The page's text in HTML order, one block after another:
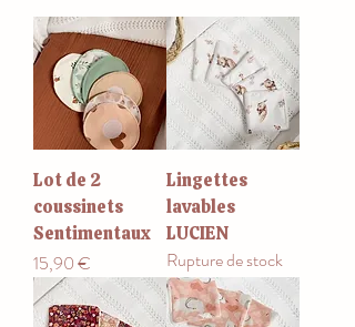
Lot de 2
coussinets
Sentimentaux
Prix
15,90 €
Lingettes
lavables
LUCIEN
Rupture de stock